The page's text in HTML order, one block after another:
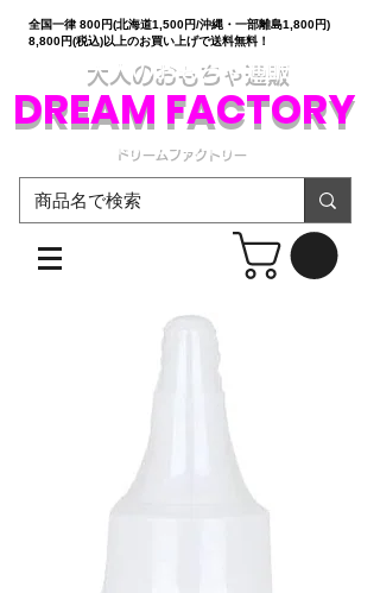
全国一律 800円(北海道1,500円/沖縄・一部離島1,800円)
8,800円(税込)以上のお買い上げで送料無料！
大人のおもちゃ通販
DREAM FACTORY
ドリームファクトリー